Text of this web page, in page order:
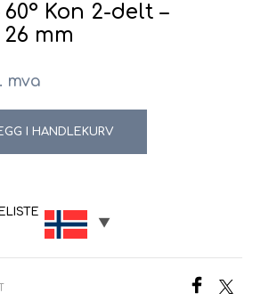
Kon 2-delt –
26 mm
mva
I HANDLEKURV